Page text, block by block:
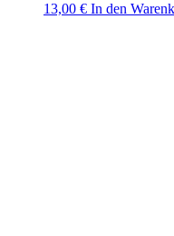
13,00 € In den